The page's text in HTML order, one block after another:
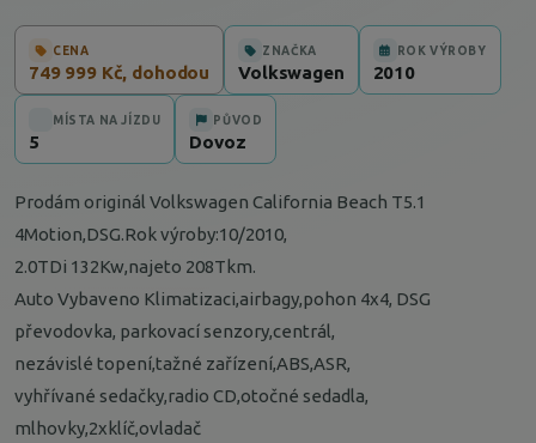
CENA
749 999 Kč, dohodou
ZNAČKA
Volkswagen
ROK VÝROBY
2010
MÍSTA NA JÍZDU
5
PŮVOD
Dovoz
Prodám originál Volkswagen California Beach T5.1
4Motion,DSG.Rok výroby:10/2010,
2.0TDi 132Kw,najeto 208Tkm.
Auto Vybaveno Klimatizaci,airbagy,pohon 4x4, DSG
převodovka, parkovací senzory,centrál,
nezávislé topení,tažné zařízení,ABS,ASR,
vyhřívané sedačky,radio CD,otočné sedadla,
mlhovky,2xklíč,ovladač